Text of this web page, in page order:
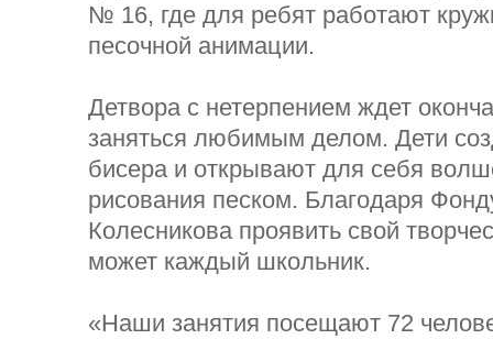
№ 16, где для ребят работают
песочной анимации.
Детвора с нетерпением ждет
заняться любимым делом. Дети
бисера и открывают для себя
рисования песком. Благодаря
Колесникова проявить свой
может каждый школьник.
«Наши занятия посещают 72